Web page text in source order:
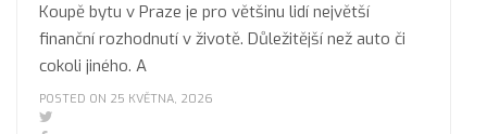
Koupě bytu v Praze je pro většinu lidí největší
finanční rozhodnutí v životě. Důležitější než auto či
cokoli jiného. A
POSTED ON 25 KVĚTNA, 2026